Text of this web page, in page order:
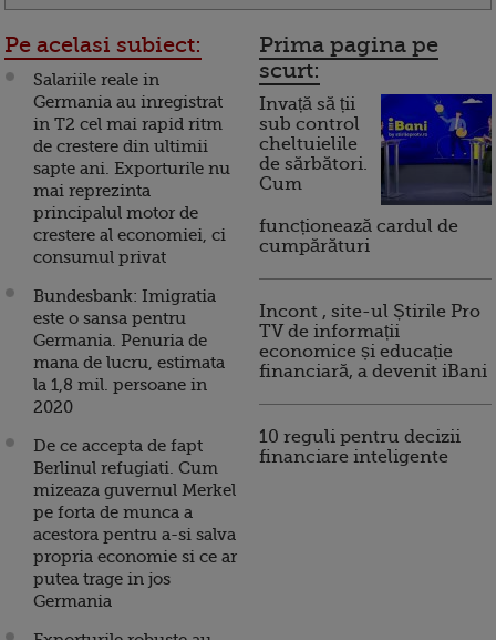
Pe acelasi subiect:
Salariile reale in
Germania au inregistrat
in T2 cel mai rapid ritm
de crestere din ultimii
sapte ani. Exporturile nu
mai reprezinta
principalul motor de
crestere al economiei, ci
consumul privat
Bundesbank: Imigratia
este o sansa pentru
Germania. Penuria de
mana de lucru, estimata
la 1,8 mil. persoane in
2020
De ce accepta de fapt
Berlinul refugiati. Cum
mizeaza guvernul Merkel
pe forta de munca a
acestora pentru a-si salva
propria economie si ce ar
putea trage in jos
Germania
Prima pagina pe
scurt:
Invață să ții
sub control
cheltuielile
de sărbători.
Cum
funcționează cardul de
cumpărături
Incont , site-ul Știrile Pro
TV de informații
economice și educație
financiară, a devenit iBani
10 reguli pentru decizii
financiare inteligente